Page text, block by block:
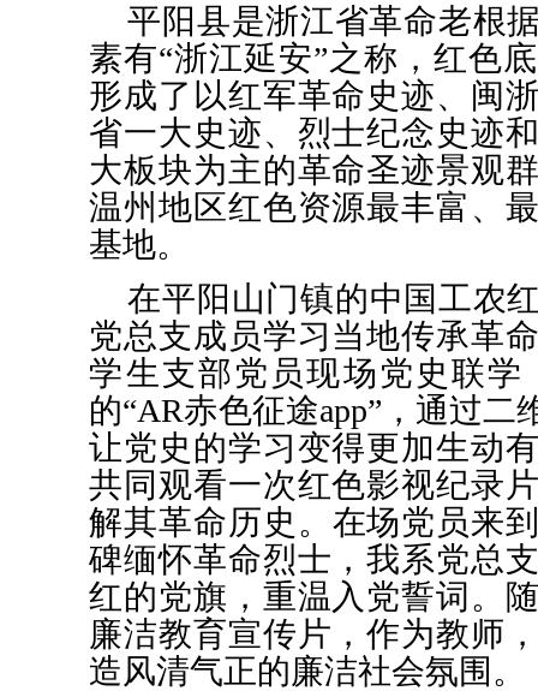
平阳县是浙江省革命老根
素有“浙江延安”之称，红色
形成了以红军革命史迹、闽
省一大史迹、烈士纪念史迹
大板块为主的革命圣迹景观
温州地区红色资源最丰富、
基地。
在平阳 山门镇的中国工农
党总支成员学习当地传承革
学生支部党员现场党史联
的“AR赤色征途app”，通过
让党史的学习变得更加生动
共同观看一次红色影视纪录
解其革命历史 。 在场党员来
碑缅怀革命烈士，我系党总
红的党旗，重温入党誓词 。
廉洁教育宣传片，作为教师
造风清气正的廉洁社会氛围 。